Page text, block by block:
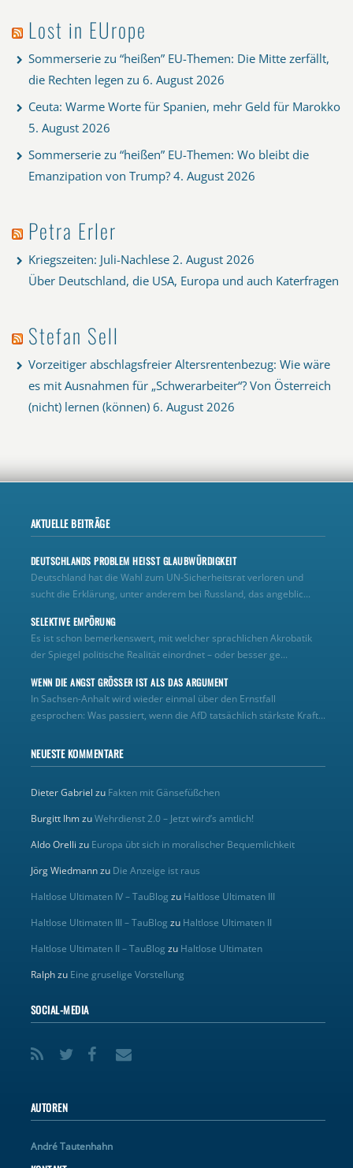
Lost in EUrope
Sommerserie zu “heißen” EU-Themen: Die Mitte zerfällt,
die Rechten legen zu 6. August 2026
Ceuta: Warme Worte für Spanien, mehr Geld für Marokko
5. August 2026
Sommerserie zu “heißen” EU-Themen: Wo bleibt die
Emanzipation von Trump? 4. August 2026
Petra Erler
Kriegszeiten: Juli-Nachlese 2. August 2026
Über Deutschland, die USA, Europa und auch Katerfragen
Stefan Sell
Vorzeitiger abschlagsfreier Altersrentenbezug: Wie wäre
es mit Ausnahmen für „Schwerarbeiter“? Von Österreich
(nicht) lernen (können) 6. August 2026
AKTUELLE BEITRÄGE
DEUTSCHLANDS PROBLEM HEISST GLAUBWÜRDIGKEIT
Deutschland hat die Wahl zum UN‑Sicherheitsrat verloren und
sucht die Erklärung, unter anderem bei Russland, das angeblic...
SELEKTIVE EMPÖRUNG
Es ist schon bemerkenswert, mit welcher sprachlichen Akrobatik
der Spiegel politische Realität einordnet – oder besser ge...
WENN DIE ANGST GRÖSSER IST ALS DAS ARGUMENT
In Sachsen-Anhalt wird wieder einmal über den Ernstfall
gesprochen: Was passiert, wenn die AfD tatsächlich stärkste Kraft...
NEUESTE KOMMENTARE
Dieter Gabriel zu Fakten mit Gänsefüßchen
Burgitt IhmzuWehrdienst 2.0 – Jetzt wird’s amtlich!
Aldo Orelli zu Europa übt sich in moralischer Bequemlichkeit
Jörg Wiedmannzu Die Anzeige ist raus
Haltlose Ultimaten IV – TauBlog zu Haltlose Ultimaten III
Haltlose Ultimaten III – TauBlog zu Haltlose Ultimaten II
Haltlose Ultimaten II – TauBlog zu Haltlose Ultimaten
Ralphzu Eine gruselige Vorstellung
SOCIAL-MEDIA
AUTOREN
André Tautenhahn